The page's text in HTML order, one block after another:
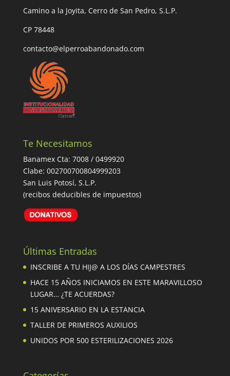
Camino a la Joyita, Cerro de San Pedro, S.L.P.
CP 78448
contacto@elperroabandonado.com
Te Necesitamos
Banamex Cta: 7008 / 0499920
Clabe: 002700700804999203
San Luis Potosí, S.L.P.
(recibos deducibles de impuestos)
Últimas Entradas
INSCRIBE A TU HIJ@ A LOS DÍAS CAMPESTRES
HACE 15 AÑOS INICIAMOS EN ESTE MARAVILLOSO
LUGAR… ¿TE ACUERDAS?
15 ANIVERSARIO EN LA ESTANCIA
TALLER DE PRIMEROS AUXILIOS
UNIDOS POR 500 ESTERILIZACIONES 2026